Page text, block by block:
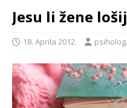
Jesu li žene
18. Aprila 2012.